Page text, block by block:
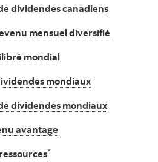
dividendes canadiens
mensuel diversifié
mondial
mondiaux
dividendes mondiaux
avantage
*